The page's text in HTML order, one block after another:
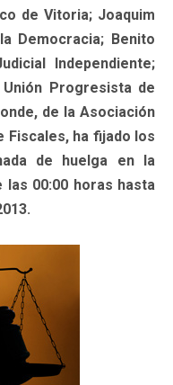
de Vitoria; Joaquim
Democracia; Benito
Independiente;
Progresista de
de la Asociación
Fiscales, ha fijado los
de huelga en la
00:00 horas hasta